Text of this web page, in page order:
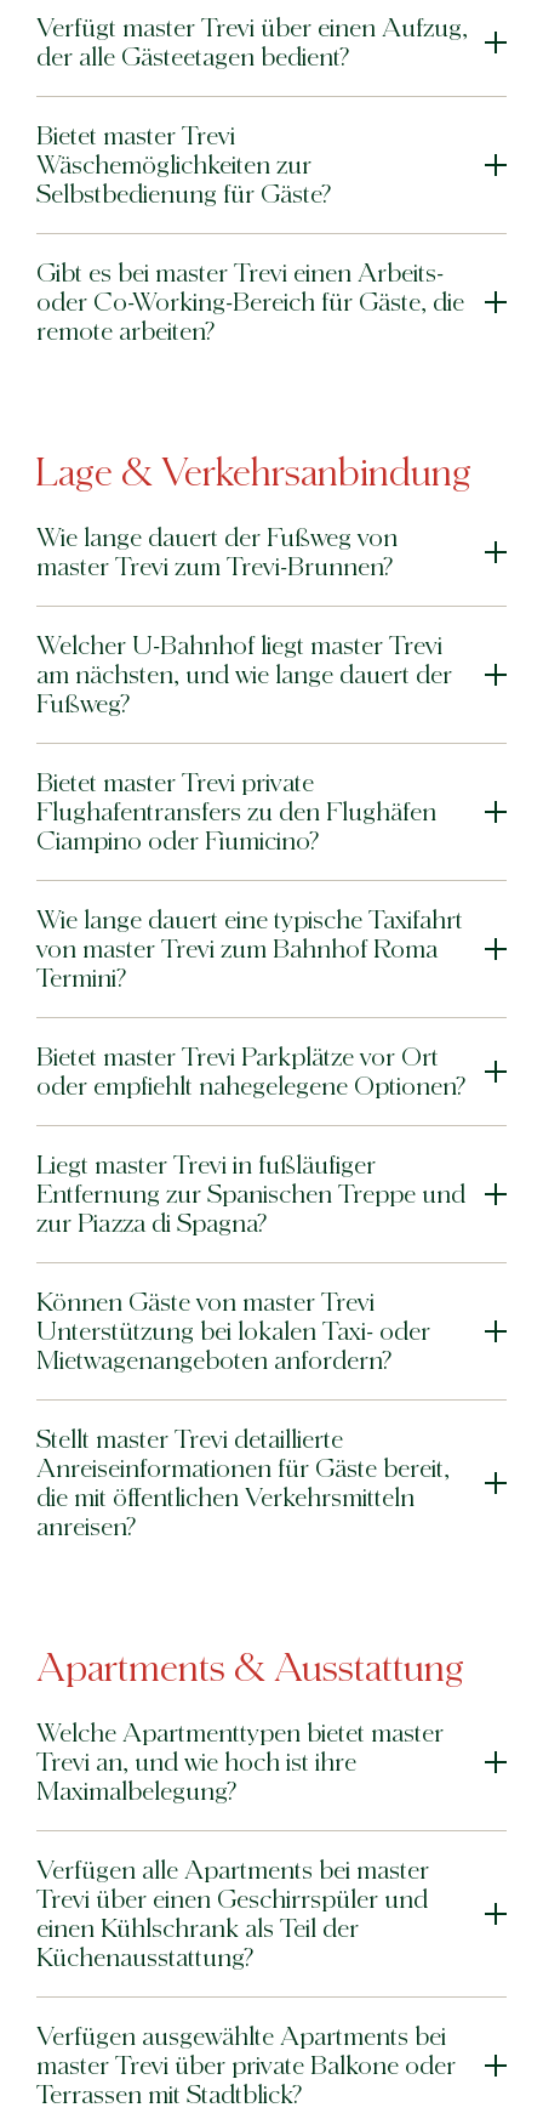
master Bat Yam
Verfügt master Trevi über einen Aufzug,
der alle Gästeetagen bedient?
Bietet master Trevi
Wäschemöglichkeiten zur
Selbstbedienung für Gäste?
Gibt es bei master Trevi einen Arbeits-
oder Co-Working-Bereich für Gäste, die
remote arbeiten?
Lage & Verkehrsanbindung
Wie lange dauert der Fußweg von
master Trevi zum Trevi-Brunnen?
Welcher U-Bahnhof liegt master Trevi
am nächsten, und wie lange dauert der
Fußweg?
Bietet master Trevi private
Flughafentransfers zu den Flughäfen
Ciampino oder Fiumicino?
Wie lange dauert eine typische Taxifahrt
von master Trevi zum Bahnhof Roma
Termini?
Bietet master Trevi Parkplätze vor Ort
oder empfiehlt nahegelegene Optionen?
Liegt master Trevi in fußläufiger
Entfernung zur Spanischen Treppe und
zur Piazza di Spagna?
Können Gäste von master Trevi
Unterstützung bei lokalen Taxi- oder
Mietwagenangeboten anfordern?
Stellt master Trevi detaillierte
Anreiseinformationen für Gäste bereit,
die mit öffentlichen Verkehrsmitteln
anreisen?
Apartments & Ausstattung
Welche Apartmenttypen bietet master
Trevi an, und wie hoch ist ihre
Maximalbelegung?
Verfügen alle Apartments bei master
Trevi über einen Geschirrspüler und
einen Kühlschrank als Teil der
Küchenausstattung?
Verfügen ausgewählte Apartments bei
master Trevi über private Balkone oder
Terrassen mit Stadtblick?